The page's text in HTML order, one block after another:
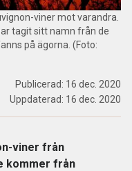
viner mot varandra.
tagit sitt namn från de
på ägorna. (Foto:
Publicerad: 16 dec. 2020
Uppdaterad: 16 dec. 2020
viner från
kommer från